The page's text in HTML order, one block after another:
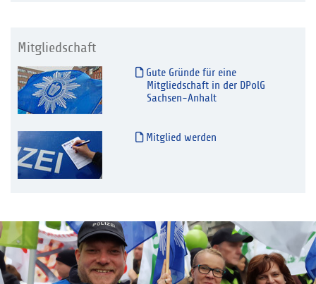
Mitgliedschaft
Gute Gründe für eine
Mitgliedschaft in der DPolG
Sachsen-Anhalt
Mitglied werden